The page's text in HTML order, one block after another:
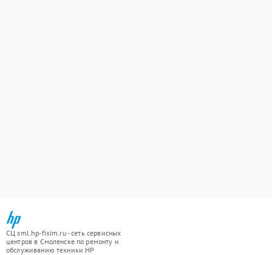
СЦ sml.hp-fixim.ru - сеть сервисных
центров в Смоленске по ремонту и
обслуживанию техники HP